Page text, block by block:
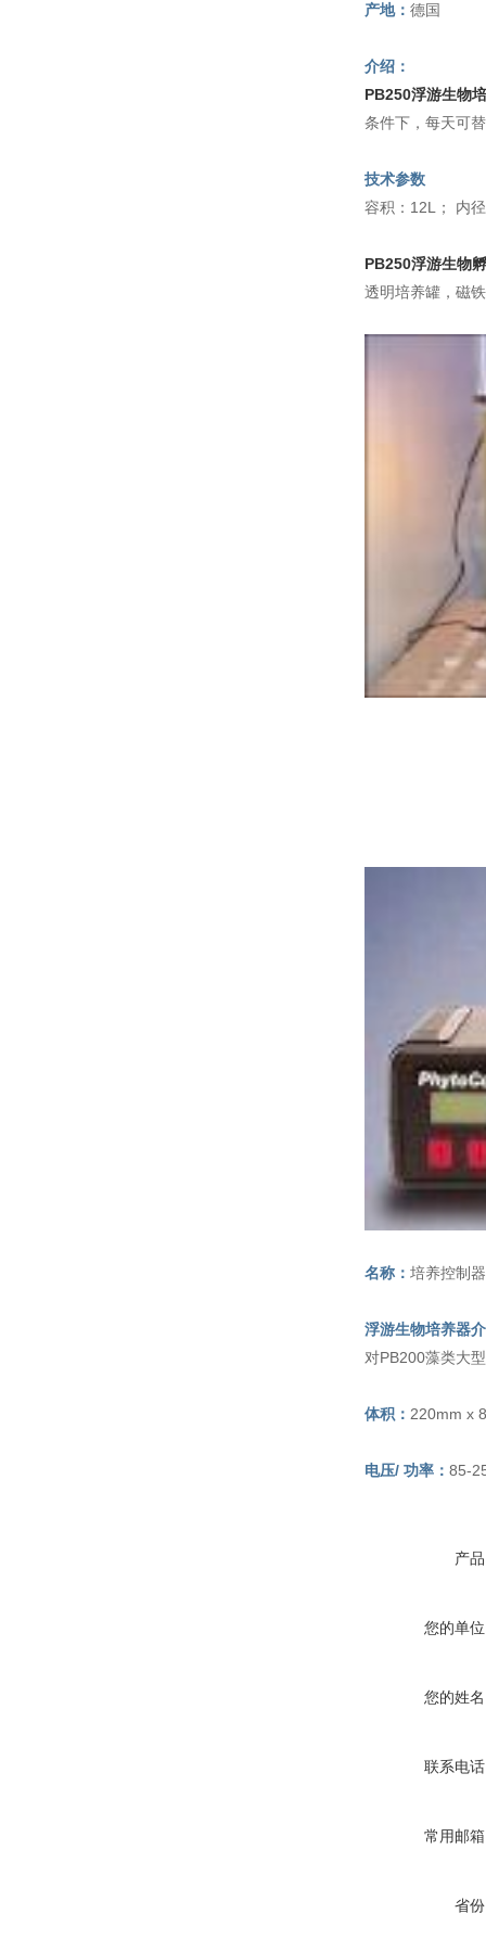
产地： 德国
介绍：
PB250浮游生物
条件下，每天可
技术参数
容积：12L； 内
PB250浮游生物
透明培养罐，磁
名称： 培养控制器
浮游生物培养器
对PB200藻类大
体积： 220mm x
电压/ 功率： 85-
产
您的单
您的姓
联系电
常用邮
省